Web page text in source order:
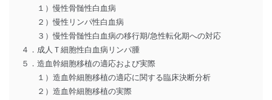
１）慢性骨髄性白血病
２）慢性リンパ性白血病
３）慢性骨髄性白血病の移行期/急性転化期への対応
４．成人Ｔ細胞性白血病リンパ腫
５．造血幹細胞移植の適応および実際
１）造血幹細胞移植の適応に関する臨床決断分析
２）造血幹細胞移植の実際